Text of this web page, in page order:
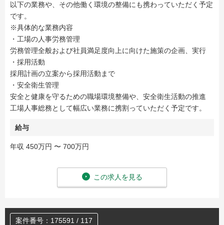
以下の業務や、その他働く環境の整備にも携わっていただく予定
です。
※具体的な業務内容
・工場の人事労務管理
労務管理全般および社員満足度向上に向けた施策の企画、実行
・採用活動
採用計画の立案から採用活動まで
・安全衛生管理
安全と健康を守るための職場環境整備や、安全衛生活動の推進
工場人事総務として幅広い業務に携割っていただく予定です。
給与
年収 450万円 〜 700万円
この求人を見る
案件番号：175591 / 117